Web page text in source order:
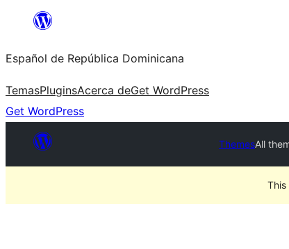
Saltar
contenido
Español de República Dominicana
TemasPluginsAcerca deGet WordPress
Get WordPress
ThemesAll
This